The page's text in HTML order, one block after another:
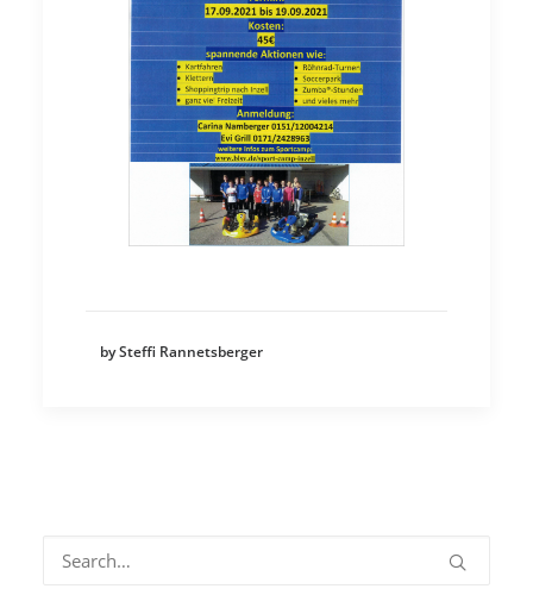
by Steffi Rannetsberger